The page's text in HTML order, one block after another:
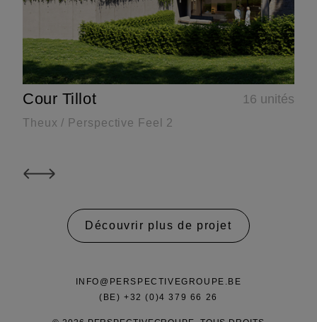
Cour Tillot 16 unités
Theux / Perspective Feel 2
Découvrir plus de projet
INFO@PERSPECTIVEGROUPE.BE
(BE) +32 (0)4 379 66 26